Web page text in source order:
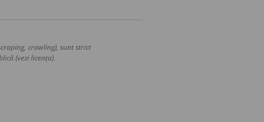
crawling), sunt strict
(vezi licența).